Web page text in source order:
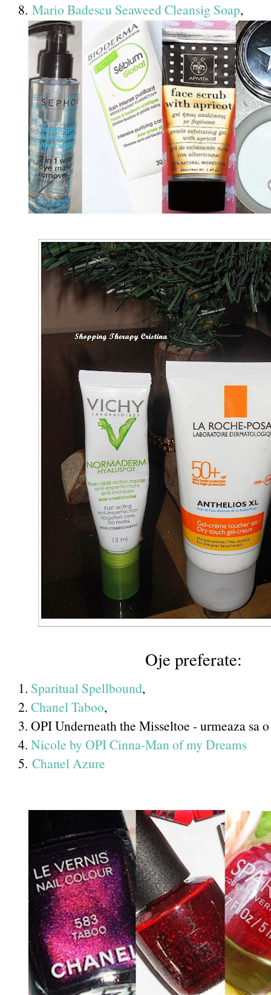
8. Mario Badescu Seaweed Cleansig Soap,
Oje preferate:
1. Sparitual Spellbound,
2. Chanel Taboo,
3. OPI Underneath the Misseltoe - urmeaza sa
4. Nicole by OPI Cinna-Man of my Dreams
5. Chanel Azure